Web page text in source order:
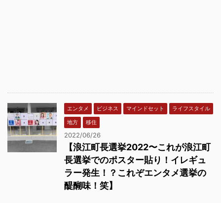
エンタメ ビジネス マインドセット
ライフスタイル
地方
移住
2022/06/26
【浪江町長選挙2022〜これが浪江町
長選挙でのポスター貼り！イレギュ
ラー発生！？これぞエンタメ選挙の
醍醐味！笑】